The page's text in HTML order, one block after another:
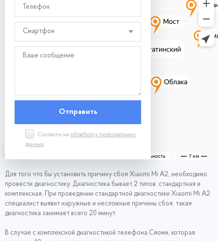
Смартфон
Согласен на обработку персональных
данных
Для того что бы установить причину сбоя Xiaomi Mi A2, необходимо
провести диагностику. Диагностика бывает 2 типов: стандартная и
комплексная. При проведении стандартной диагностики Xiaomi Mi A2
специалист выявит наружные и несложные причины сбоя, такая
диагностика занимает всего 20 минут.
В случае с комплексной диагностикой телефона Сяоми, которая